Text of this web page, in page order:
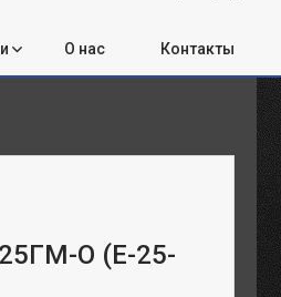
О нас Контакты
О (Е-25-